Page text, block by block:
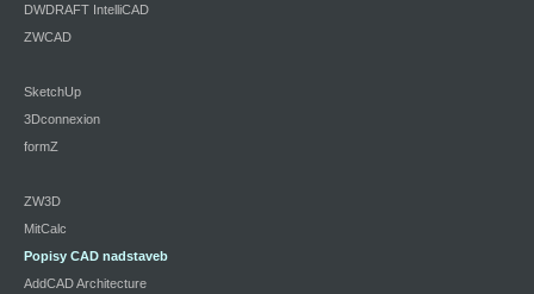
DWDRAFT IntelliCAD
ZWCAD
SketchUp
3Dconnexion
formZ
ZW3D
MitCalc
Popisy CAD nadstaveb
AddCAD Architecture